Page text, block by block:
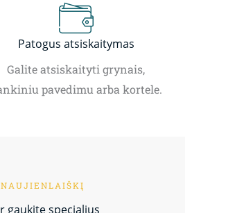
Patogus atsiskaitymas
Galite atsiskaityti grynais,
pavedimu arba kortele.
gaukite specialius